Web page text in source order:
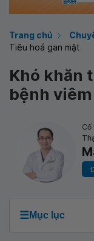
Trang chủ
Tiêu hoá gan mật
Khó khăn
bệnh
Cố
☰Mục lục